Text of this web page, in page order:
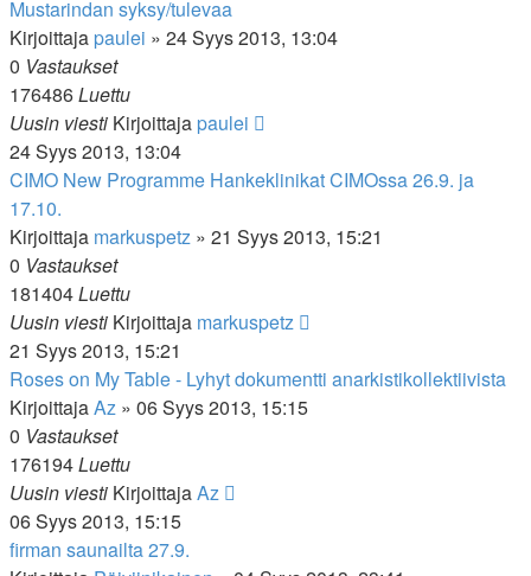
Mustarindan syksy/tulevaa
Kirjoittaja paulei » 24 Syys 2013, 13:04
0 Vastaukset
176486Luettu
Uusin viesti Kirjoittaja paulei
24 Syys 2013, 13:04
CIMO New Programme Hankeklinikat CIMOssa 26.9. ja
17.10.
Kirjoittaja markuspetz » 21 Syys 2013, 15:21
0 Vastaukset
181404Luettu
Uusin viesti Kirjoittaja markuspetz
21 Syys 2013, 15:21
Roses on My Table - Lyhyt dokumentti anarkistikollektiivista
KirjoittajaAz » 06 Syys 2013, 15:15
0 Vastaukset
176194Luettu
Uusin viesti KirjoittajaAz
06 Syys 2013, 15:15
firman saunailta 27.9.